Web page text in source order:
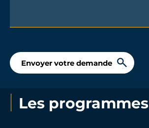
Envoyer votre demande
Les programmes